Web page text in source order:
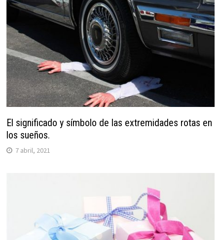
El significado y símbolo de las extremidades rotas en
los sueños.
7 abril, 2021